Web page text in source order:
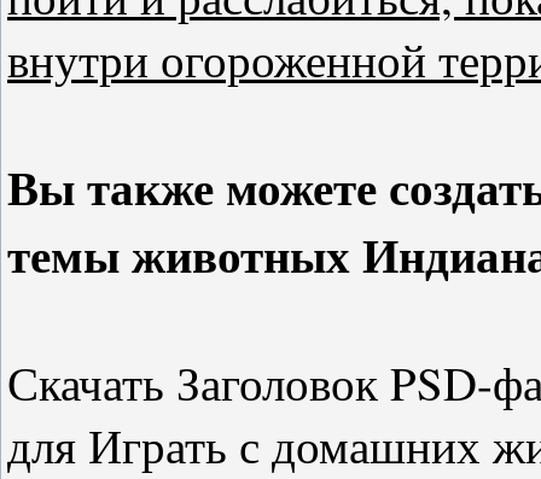
внутри огороженной
Вы также можете
темы животных
Скачать Заголовок PSD-
для Играть с домашних